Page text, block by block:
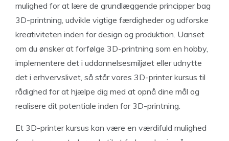
mulighed for at lære de grundlæggende principper bag
3D-printning, udvikle vigtige færdigheder og udforske
kreativiteten inden for design og produktion. Uanset
om du ønsker at forfølge 3D-printning som en hobby,
implementere det i uddannelsesmiljøet eller udnytte
det i erhvervslivet, så står vores 3D-printer kursus til
rådighed for at hjælpe dig med at opnå dine mål og
realisere dit potentiale inden for 3D-printning.
Et 3D-printer kursus kan være en værdifuld mulighed